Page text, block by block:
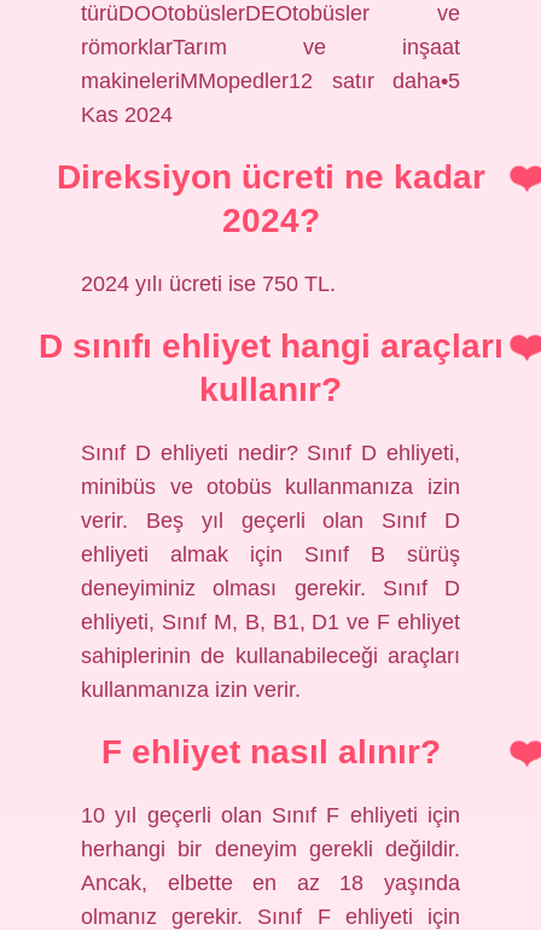
türüDOOtobüslerDEOtobüsler ve
römorklarTarım ve inşaat
makineleriMMopedler12 satır daha•5
Kas 2024
Direksiyon ücreti ne kadar
2024?
2024 yılı ücreti ise 750 TL.
D sınıfı ehliyet hangi araçları
kullanır?
Sınıf D ehliyeti nedir? Sınıf D ehliyeti,
minibüs ve otobüs kullanmanıza izin
verir. Beş yıl geçerli olan Sınıf D
ehliyeti almak için Sınıf B sürüş
deneyiminiz olması gerekir. Sınıf D
ehliyeti, Sınıf M, B, B1, D1 ve F ehliyet
sahiplerinin de kullanabileceği araçları
kullanmanıza izin verir.
F ehliyet nasıl alınır?
10 yıl geçerli olan Sınıf F ehliyeti için
herhangi bir deneyim gerekli değildir.
Ancak, elbette en az 18 yaşında
olmanız gerekir. Sınıf F ehliyeti için